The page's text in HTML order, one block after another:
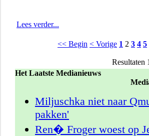
Lees verder...
<< Begin < Vorige 1 2 3 4 5
Resultaten
Het Laatste Medianieuws
Miljuschka niet naar
pakken'
Ren� Froger woest op